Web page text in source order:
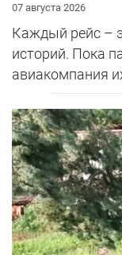
07 августа 2026
Каждый рейс –
историй. Пока
авиакомпания